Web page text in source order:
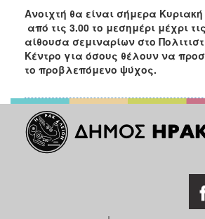
Ανοιχτή θα είναι σήμερα
από τις 3.00 το μεσημέρι μέχρι
αίθουσα σεμιναρίων στο
Κέντρο για όσους θέλουν να
το προβλεπόμενο ψύχος.